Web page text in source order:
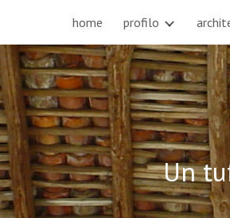
to main content
home profilo
Un